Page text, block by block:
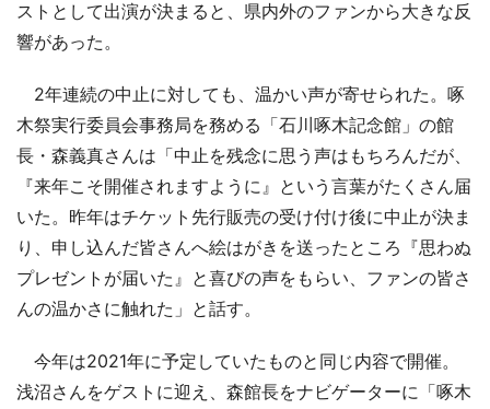
ストとして出演が決まると、県内外のファンから大きな反
響があった。
2年連続の中止に対しても、温かい声が寄せられた。啄
木祭実行委員会事務局を務める「石川啄木記念館」の館
長・森義真さんは「中止を残念に思う声はもちろんだが、
『来年こそ開催されますように』という言葉がたくさん届
いた。昨年はチケット先行販売の受け付け後に中止が決ま
り、申し込んだ皆さんへ絵はがきを送ったところ『思わぬ
プレゼントが届いた』と喜びの声をもらい、ファンの皆さ
んの温かさに触れた」と話す。
今年は2021年に予定していたものと同じ内容で開催。
浅沼さんをゲストに迎え、森館長をナビゲーターに「啄木